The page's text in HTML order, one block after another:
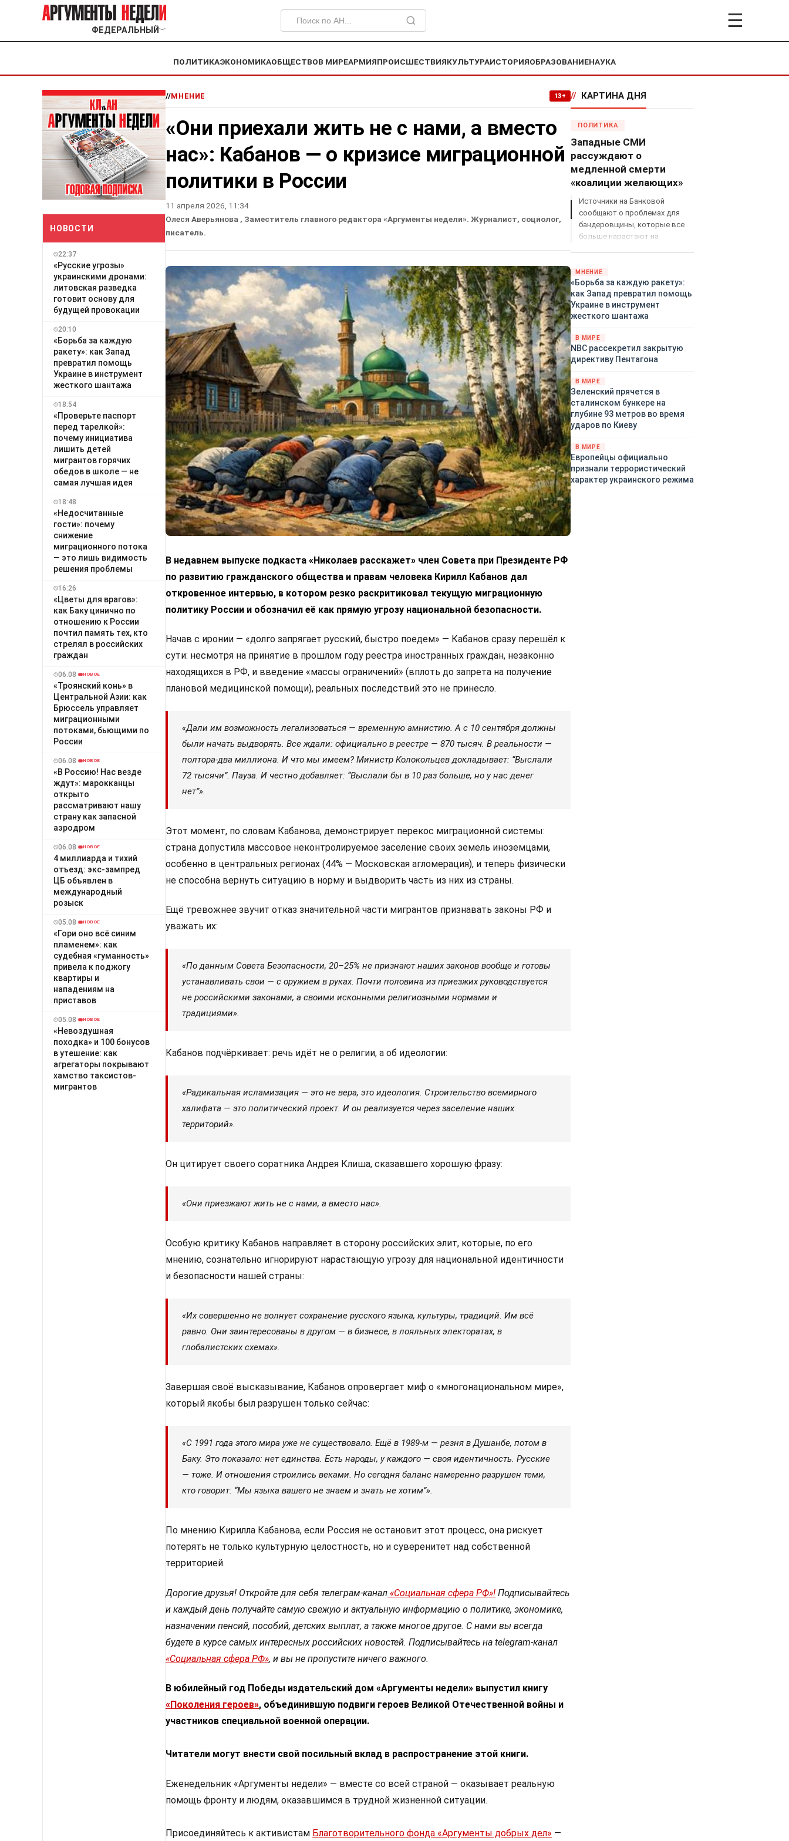
ФЕДЕРАЛЬНЫЙ ﹀ ☰
ПОЛИТИКАЭКОНОМИКАОБЩЕСТВОВ МИРЕАРМИЯПРОИСШЕСТВИЯКУЛЬТУРАИСТОРИЯОБРАЗОВАНИЕНАУКА
НОВОСТИ
22:37
«Русские угрозы»
украинскими дронами:
литовская разведка
готовит основу для
будущей провокации
20:10
«Борьба за каждую
ракету»: как Запад
превратил помощь
Украине в инструмент
жесткого шантажа
18:54
«Проверьте паспорт
перед тарелкой»:
почему инициатива
лишить детей
мигрантов горячих
обедов в школе — не
самая лучшая идея
18:48
«Недосчитанные
гости»: почему
снижение
миграционного потока
— это лишь видимость
решения проблемы
16:26
«Цветы для врагов»:
как Баку цинично по
отношению к России
почтил память тех, кто
стрелял в российских
граждан
06.08 НОВОЕ
«Троянский конь» в
Центральной Азии: как
Брюссель управляет
миграционными
потоками, бьющими по
России
06.08 НОВОЕ
«В Россию! Нас везде
ждут»: марокканцы
открыто
рассматривают нашу
страну как запасной
аэродром
06.08 НОВОЕ
4 миллиарда и тихий
отъезд: экс-зампред
ЦБ объявлен в
международный
розыск
05.08 НОВОЕ
«Гори оно всё синим
пламенем»: как
судебная «гуманность»
привела к поджогу
квартиры и
нападениям на
приставов
05.08 НОВОЕ
«Невоздушная
походка» и 100 бонусов
в утешение: как
агрегаторы покрывают
хамство таксистов-
мигрантов
//МНЕНИЕ 13+
«Они приехали жить не с нами, а вместо
нас»: Кабанов — о кризисе миграционной
политики в России
11 апреля 2026, 11:34
Олеся Аверьянова , Заместитель главного редактора «Аргументы недели». Журналист, социолог,
писатель.
В недавнем выпуске подкаста «Николаев расскажет» член Совета при Президенте РФ
по развитию гражданского общества и правам человека Кирилл Кабанов дал
откровенное интервью, в котором резко раскритиковал текущую миграционную
политику России и обозначил её как прямую угрозу национальной безопасности.
Начав с иронии — «долго запрягает русский, быстро поедем» — Кабанов сразу перешёл к
сути: несмотря на принятие в прошлом году реестра иностранных граждан, незаконно
находящихся в РФ, и введение «массы ограничений» (вплоть до запрета на получение
плановой медицинской помощи), реальных последствий это не принесло.
«Дали им возможность легализоваться — временную амнистию. А с 10 сентября должны
были начать выдворять. Все ждали: официально в реестре — 870 тысяч. В реальности —
полтора-два миллиона. И что мы имеем? Министр Колокольцев докладывает: “Выслали
72 тысячи”. Пауза. И честно добавляет: “Выслали бы в 10 раз больше, но у нас денег
нет”».
Этот момент, по словам Кабанова, демонстрирует перекос миграционной системы:
страна допустила массовое неконтролируемое заселение своих земель иноземцами,
особенно в центральных регионах (44% — Московская агломерация), и теперь физически
не способна вернуть ситуацию в норму и выдворить часть из них из страны.
Ещё тревожнее звучит отказ значительной части мигрантов признавать законы РФ и
уважать их:
«По данным Совета Безопасности, 20–25% не признают наших законов вообще и готовы
устанавливать свои — с оружием в руках. Почти половина из приезжих руководствуется
не российскими законами, а своими исконными религиозными нормами и
традициями».
Кабанов подчёркивает: речь идёт не о религии, а об идеологии:
«Радикальная исламизация — это не вера, это идеология. Строительство всемирного
халифата — это политический проект. И он реализуется через заселение наших
территорий».
Он цитирует своего соратника Андрея Клиша, сказавшего хорошую фразу:
«Они приезжают жить не с нами, а вместо нас».
Особую критику Кабанов направляет в сторону российских элит, которые, по его
мнению, сознательно игнорируют нарастающую угрозу для национальной идентичности
и безопасности нашей страны:
«Их совершенно не волнует сохранение русского языка, культуры, традиций. Им всё
равно. Они заинтересованы в другом — в бизнесе, в лояльных электоратах, в
глобалистских схемах».
Завершая своё высказывание, Кабанов опровергает миф о «многонациональном мире»,
который якобы был разрушен только сейчас:
«С 1991 года этого мира уже не существовало. Ещё в 1989-м — резня в Душанбе, потом в
Баку. Это показало: нет единства. Есть народы, у каждого — своя идентичность. Русские
— тоже. И отношения строились веками. Но сегодня баланс намеренно разрушен теми,
кто говорит: “Мы языка вашего не знаем и знать не хотим”».
По мнению Кирилла Кабанова, если Россия не остановит этот процесс, она рискует
потерять не только культурную целостность, но и суверенитет над собственной
территорией.
Дорогие друзья! Откройте для себя телеграм-канал «Социальная сфера РФ»! Подписывайтесь
и каждый день получайте самую свежую и актуальную информацию о политике, экономике,
назначении пенсий, пособий, детских выплат, а также многое другое. С нами вы всегда
будете в курсе самых интересных российских новостей. Подписывайтесь на telegram-канал
«Социальная сфера РФ», и вы не пропустите ничего важного.
В юбилейный год Победы издательский дом «Аргументы недели» выпустил книгу
«Поколения героев», объединившую подвиги героев Великой Отечественной войны и
участников специальной военной операции.
Читатели могут внести свой посильный вклад в распространение этой книги.
Еженедельник «Аргументы недели» — вместе со всей страной — оказывает реальную
помощь фронту и людям, оказавшимся в трудной жизненной ситуации.
Присоединяйтесь к активистам Благотворительного фонда «Аргументы добрых дел» —
// КАРТИНА ДНЯ
ПОЛИТИКА
Западные СМИ
рассуждают о
медленной смерти
«коалиции желающих»
Источники на Банковой
сообщают о проблемах для
бандеровщины, которые все
больше нарастают на
«страны 404» в следующем
году. Однако киевские
временщики не торопятся
заключать мир - ведь есть
поддержка в ЕС.
Британии и Германии, выборы
во Франции могут полностью
изменить геополитический
ландшафт в мире, пока
Зеленский ожидает выборов
в США.
МНЕНИЕ
«Борьба за каждую ракету»:
как Запад превратил помощь
Украине в инструмент
жесткого шантажа
В МИРЕ
NBC рассекретил закрытую
директиву Пентагона
В МИРЕ
Зеленский прячется в
сталинском бункере на
глубине 93 метров во время
ударов по Киеву
В МИРЕ
Европейцы официально
признали террористический
характер украинского режима